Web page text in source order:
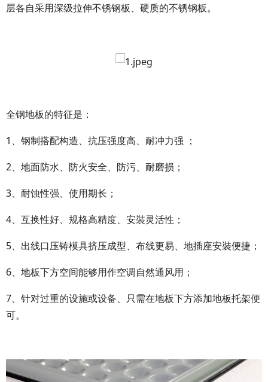
层各自采用深级拉伸不锈钢板、硬质的不锈钢板。
全钢地板的特征是：
1、钢制搭配构造、抗压强度高、耐冲力强 ；
2、地面防水、防火安全、防污、耐磨损；
3、耐蚀性强、使用期长；
4、互换性好、规格高精度、安裝灵活性；
5、出线口压铸模具挤压成型、布线更易、地插座安裝便捷；
6、地板下方空间能够用作空调自然通风用；
7、针对过重的设施或设备、只需在地板下方添加地板托架便
可。